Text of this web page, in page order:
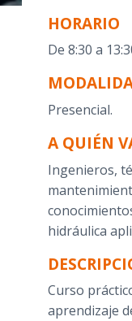
HORARIO
De 8:30 a
Presencial.
A QUIÉN
Ingenieros,
hidráulica
Curso
aprendizaje